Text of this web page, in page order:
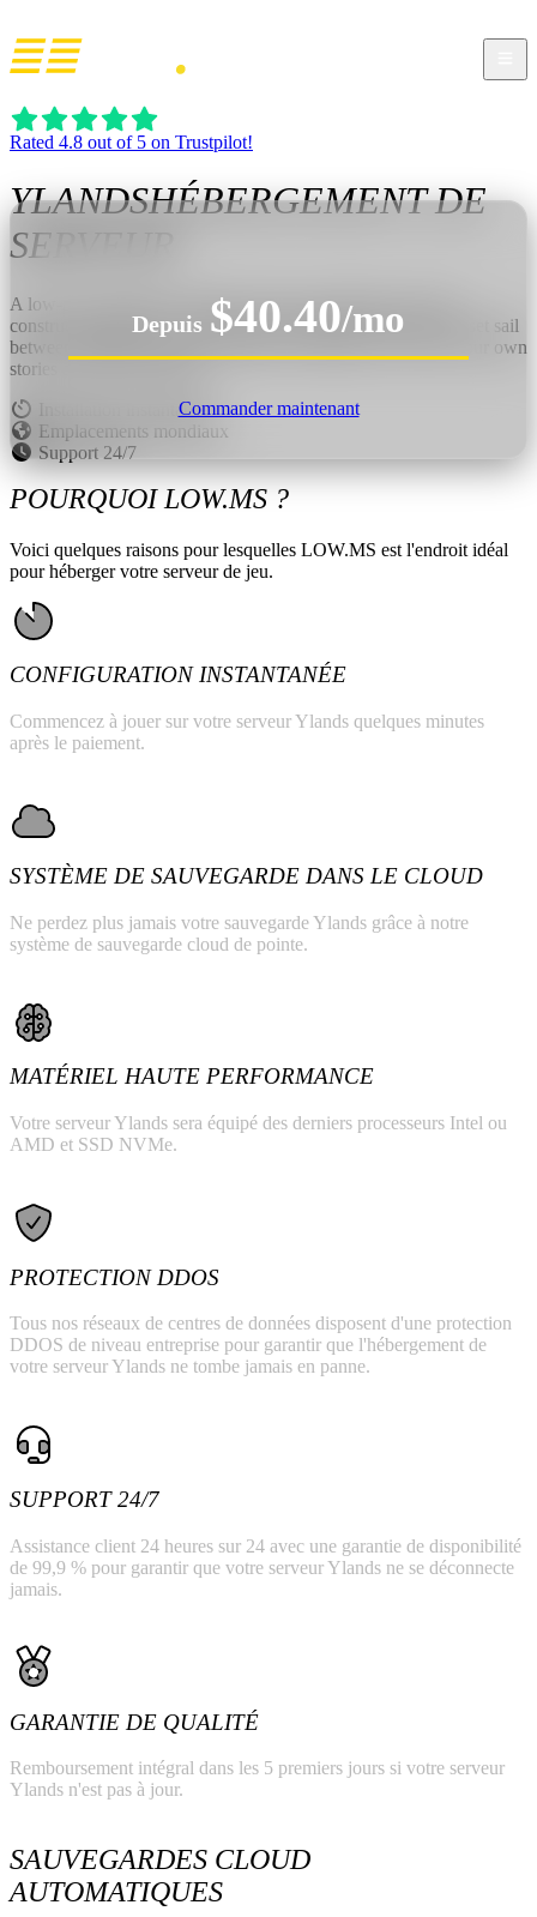
Rated 4.8 out of 5 on Trustpilot!
YLANDSHÉBERGEMENT DE
SERVEUR
A low-poly adventure sandbox where you gather, craft, and
construct anything as you explore with friends. Build a ship, set sail
between islands, encounter wildlife and danger, and create your own
stories across land and sea.
Installation instantanée
Emplacements mondiaux
Support 24/7
Depuis $40.40/mo
Commander maintenant
POURQUOI LOW.MS ?
Voici quelques raisons pour lesquelles LOW.MS est l'endroit idéal
pour héberger votre serveur de jeu.
CONFIGURATION INSTANTANÉE
Commencez à jouer sur votre serveur Ylands quelques minutes
après le paiement.
SYSTÈME DE SAUVEGARDE DANS LE CLOUD
Ne perdez plus jamais votre sauvegarde Ylands grâce à notre
système de sauvegarde cloud de pointe.
MATÉRIEL HAUTE PERFORMANCE
Votre serveur Ylands sera équipé des derniers processeurs Intel ou
AMD et SSD NVMe.
PROTECTION DDOS
Tous nos réseaux de centres de données disposent d'une protection
DDOS de niveau entreprise pour garantir que l'hébergement de
votre serveur Ylands ne tombe jamais en panne.
SUPPORT 24/7
Assistance client 24 heures sur 24 avec une garantie de disponibilité
de 99,9 % pour garantir que votre serveur Ylands ne se déconnecte
jamais.
GARANTIE DE QUALITÉ
Remboursement intégral dans les 5 premiers jours si votre serveur
Ylands n'est pas à jour.
SAUVEGARDES CLOUD
AUTOMATIQUES